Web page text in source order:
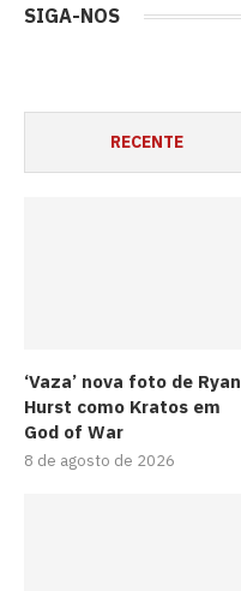
SIGA-NOS
RECENTE
‘Vaza’ nova foto de Ryan
Hurst como Kratos em
God of War
8 de agosto de 2026